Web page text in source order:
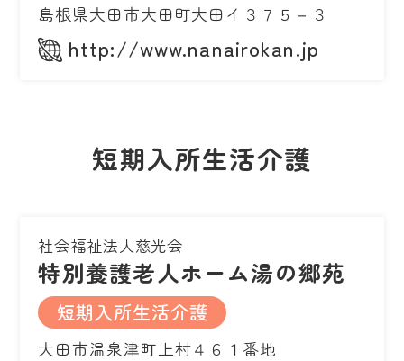
島根県大田市大田町大田イ３７５－３
http://www.nanairokan.jp
短期入所生活介護
社会福祉法人慈光会
特別養護老人ホーム湯の郷苑
短期入所生活介護
大田市温泉津町上村４６１番地